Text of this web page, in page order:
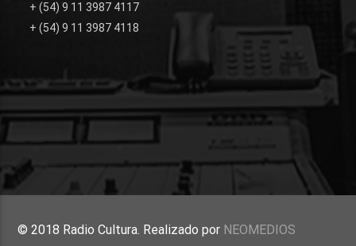
+ (54) 9 11 3987 4117
+ (54) 9 11 3987 4118
© 2018 Radio Cultura. Realizado por NEOMEDIOS